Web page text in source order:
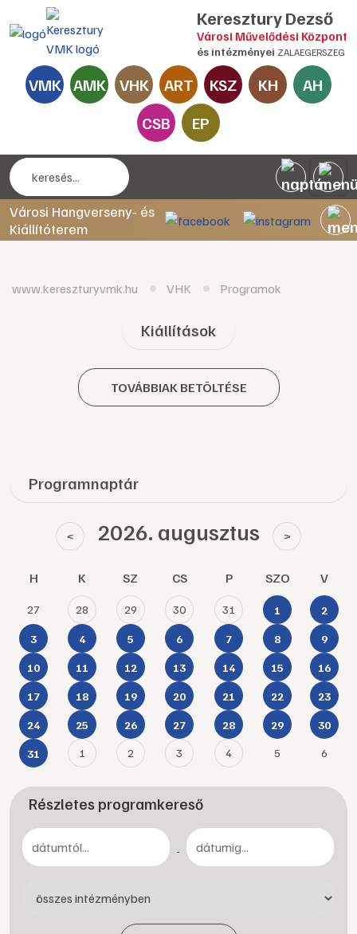
Keresztury Dezső
Városi Művelődési Központ
és intézményei ZALAEGERSZEG
VMK AMK VHK ART KSZ KH
AH
CSB
EP
Városi Hangverseny- és
Kiállítóterem
www.kereszturyvmk.hu VHK Programok
Kiállítások
TOVÁBBIAK BETÖLTÉSE
Programnaptár
< 2026. augusztus >
H K SZ CS P SZO V
27 28 29 30 31 1 2
3 4 5 6 7 8 9
10 11 12 13 14 15 16
17 18 19 20 21 22 23
24 25 26 27 28 29 30
31 1 2 3 4 5 6
Részletes programkereső
-